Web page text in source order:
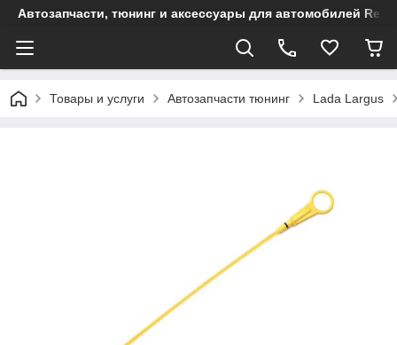
Автозапчасти, тюнинг и аксессуары для автомобилей
Товары и услуги Автозапчасти тюнинг Lada Largus